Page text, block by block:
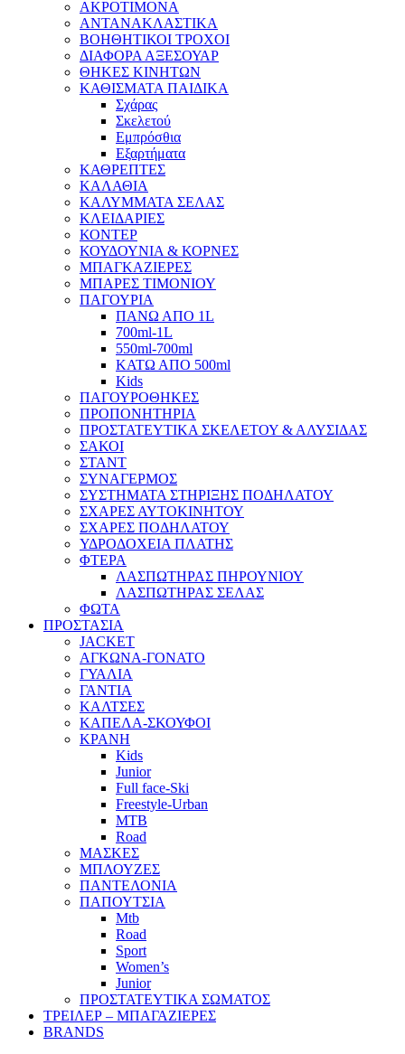
ΑΚΡΟΤΙΜΟΝΑ
ΑΝΤΑΝΑΚΛΑΣΤΙΚΑ
ΒΟΗΘΗΤΙΚΟΙ ΤΡΟΧΟΙ
ΔΙΑΦΟΡΑ ΑΞΕΣΟΥΑΡ
ΘΗΚΕΣ ΚΙΝΗΤΩΝ
ΚΑΘΙΣΜΑΤΑ ΠΑΙΔΙΚΑ
Σχάρας
Σκελετού
Εμπρόσθια
Εξαρτήματα
ΚΑΘΡΕΠΤΕΣ
ΚΑΛΑΘΙΑ
ΚΑΛΥΜΜΑΤΑ ΣΕΛΑΣ
ΚΛΕΙΔΑΡΙΕΣ
ΚΟΝΤΕΡ
ΚΟΥΔΟΥΝΙΑ & ΚΟΡΝΕΣ
ΜΠΑΓΚΑΖΙΕΡΕΣ
ΜΠΑΡΕΣ ΤΙΜΟΝΙΟΥ
ΠΑΓΟΥΡΙΑ
ΠΑΝΩ ΑΠΟ 1L
700ml-1L
550ml-700ml
ΚΑΤΩ ΑΠΟ 500ml
Kids
ΠΑΓΟΥΡΟΘΗΚΕΣ
ΠΡΟΠΟΝΗΤΗΡΙΑ
ΠΡΟΣΤΑΤΕΥΤΙΚΑ ΣΚΕΛΕΤΟΥ & ΑΛΥΣΙΔΑΣ
ΣΑΚΟΙ
ΣΤΑΝΤ
ΣΥΝΑΓΕΡΜΟΣ
ΣΥΣΤΗΜΑΤΑ ΣΤΗΡΙΞΗΣ ΠΟΔΗΛΑΤΟΥ
ΣΧΑΡΕΣ ΑΥΤΟΚΙΝΗΤΟΥ
ΣΧΑΡΕΣ ΠΟΔΗΛΑΤΟΥ
ΥΔΡΟΔΟΧΕΙΑ ΠΛΑΤΗΣ
ΦΤΕΡΑ
ΛΑΣΠΩΤΗΡΑΣ ΠΗΡΟΥΝΙΟΥ
ΛΑΣΠΩΤΗΡΑΣ ΣΕΛΑΣ
ΦΩΤΑ
ΠΡΟΣΤΑΣΙΑ
JACKET
ΑΓΚΩΝΑ-ΓΟΝΑΤΟ
ΓΥΑΛΙΑ
ΓΑΝΤΙΑ
ΚΑΛΤΣΕΣ
ΚΑΠΕΛΑ-ΣΚΟΥΦΟΙ
ΚΡΑΝΗ
Kids
Junior
Full face-Ski
Freestyle-Urban
MTB
Road
ΜΑΣΚΕΣ
ΜΠΛΟΥΖΕΣ
ΠΑΝΤΕΛΟΝΙΑ
ΠΑΠΟΥΤΣΙΑ
Mtb
Road
Sport
Women’s
Junior
ΠΡΟΣΤΑΤΕΥΤΙΚΑ ΣΩΜΑΤΟΣ
ΤΡΕΙΛΕΡ – ΜΠΑΓΑΖΙΕΡΕΣ
BRANDS